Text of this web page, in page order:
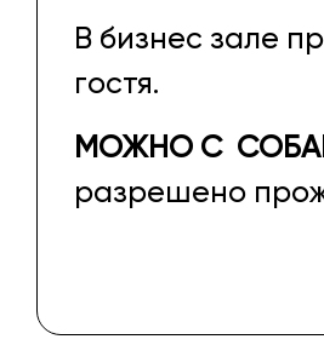
В бизнес зале
гостя.
МОЖНО С
разрешено